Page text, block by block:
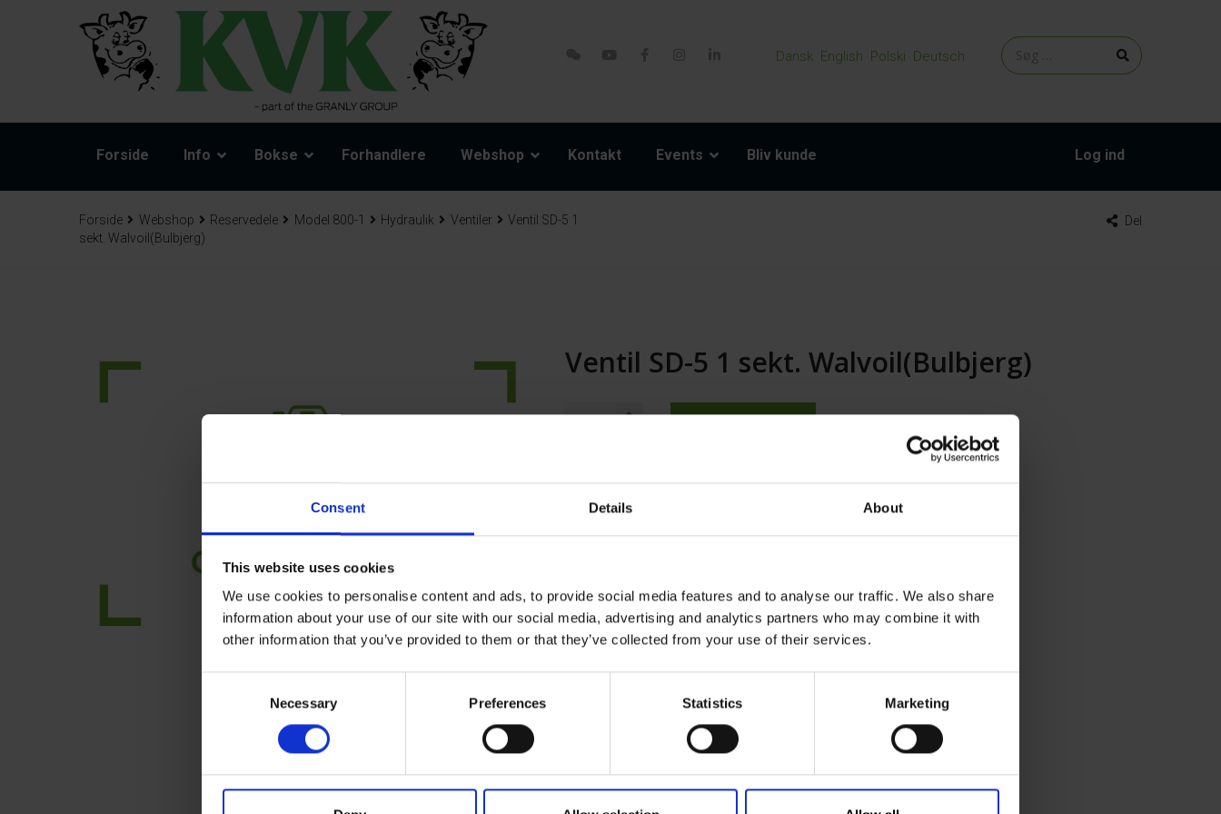
Consent Details About
This website uses cookies
We use cookies to personalise content and ads, to provide social media features and to analyse our traffic. We also share
information about your use of our site with our social media, advertising and analytics partners who may combine it with
other information that you’ve provided to them or that they’ve collected from your use of their services.
Necessary Preferences Statistics Marketing
Dansk English Polski Deutsch
Forside Info
leveringsbetingelser
Bokse Forhandlere Webshop Kontakt Events Bliv kunde Log ind
Forside Webshop Reservedele Model 800-1 Hydraulik Ventiler
Ventil SD-5 1
sekt. Walvoil(Bulbjerg)
Del
Ventil SD-5 1 sekt. Walvoil(Bulbjerg)